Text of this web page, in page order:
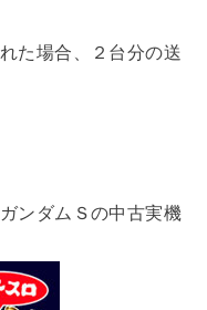
た場合、２台分の送
ンダムＳの中古実機